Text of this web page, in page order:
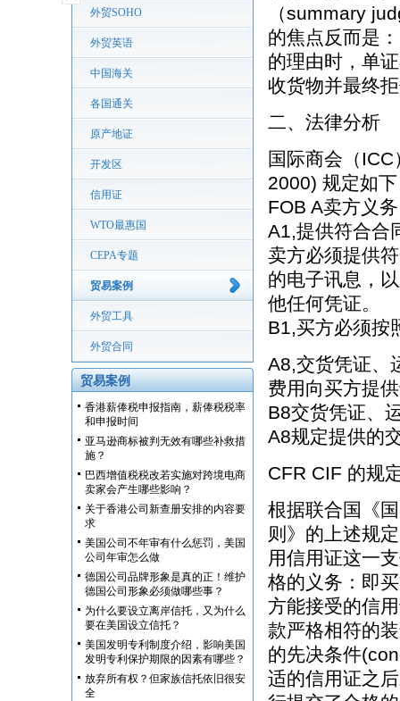
外贸SOHO
外贸英语
中国海关
各国通关
原产地证
开发区
信用证
WTO最惠国
CEPA专题
贸易案例
外贸工具
外贸合同
贸易案例
香港薪俸税申报指南，薪俸税税率
和申报时间
亚马逊商标被判无效有哪些补救措
施？
巴西增值税税改若实施对跨境电商
卖家会产生哪些影响？
关于香港公司新查册安排的内容要
求
美国公司不年审有什么惩罚，美国
公司年审怎么做
德国公司品牌形象是真的正！维护
德国公司形象必须做哪些事？
为什么要设立离岸信托，又为什么
要在美国设立信托？
美国发明专利制度介绍，影响美国
发明专利保护期限的因素有哪些？
放弃所有权？但家族信托依旧很安
全
（summary
的焦点反而是
的理由时，单
收货物并最终
二、法律分析
国际商会（
2000) 规定如
FOB A卖方义
A1,提供符合合
卖方必须提供
的电子讯息，
他任何凭证。
B1,买方必须按
A8,交货凭证、
费用向买方提
B8交货凭证、
A8规定提供的
CFR CIF 的规
根据联合国《
则》的上述规
用信用证这一
格的义务：即
方能接受的信
款严格相符的
的先决条件
适的信用证之